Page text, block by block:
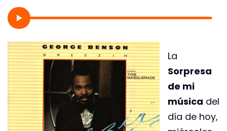
La
Sorpresa
de mi
música del
día de hoy,